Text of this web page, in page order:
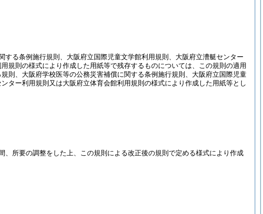
る条例施行規則、大阪府立国際児童文学館利用規則、大阪府立漕艇センター
規則の様式により作成した用紙等で残存するものについては、この規則の適用
則、大阪府学校医等の公務災害補償に関する条例施行規則、大阪府立国際児童
ター利用規則又は大阪府立体育会館利用規則の様式により作成した用紙等とし
所要の調整をした上、この規則による改正後の規則で定める様式により作成